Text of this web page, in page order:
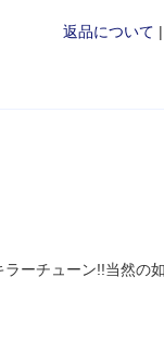
返品について |
ーチューン!!当然の